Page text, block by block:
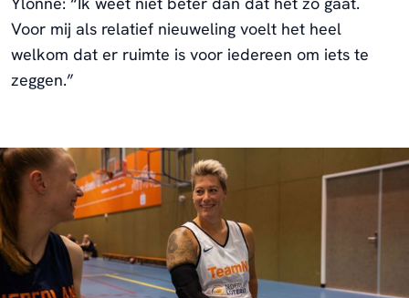
Voor mij als relatief nieuweling voelt het heel
welkom dat er ruimte is voor iedereen om iets te
zeggen.”